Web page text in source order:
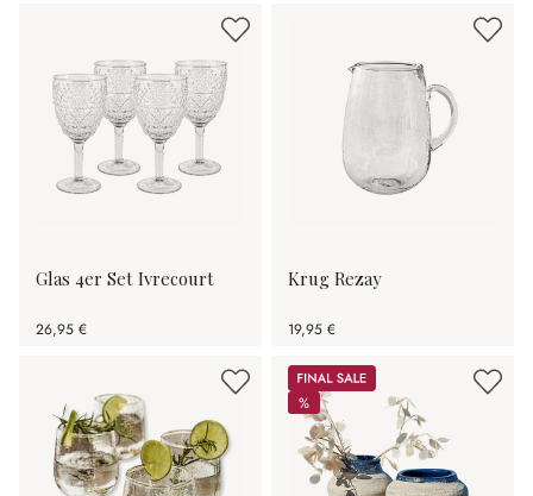
Glas 4er Set Ivrecourt
26,95 €
Krug Rezay
19,95 €
Sale
%
%